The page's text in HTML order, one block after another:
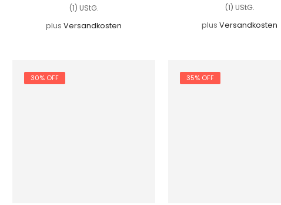
(1) UStG.
plus Versandkosten
(1) UStG.
plus Versandkosten
30% OFF 35% OFF